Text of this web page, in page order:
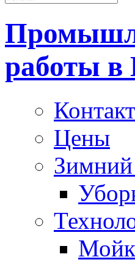
работы в
Цены
Зимний